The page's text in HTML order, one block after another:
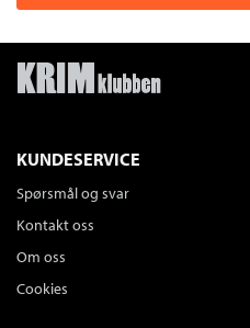
KUNDESERVICE
Spørsmål og svar
Kontakt oss
Om oss
Cookies